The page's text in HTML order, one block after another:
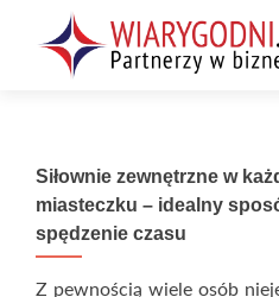
Siłownie zewnętrzne w
miasteczku – idealny
spędzenie czasu
Z pewnością wiele osób